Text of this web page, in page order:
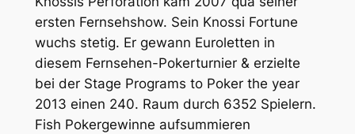
ersten Fernsehshow. Sein Knossi Fortune
wuchs stetig. Er gewann Euroletten in
diesem Fernsehen-Pokerturnier & erzielte
bei der Stage Programs to Poker the year
2013 einen 240. Raum durch 6352 Spielern.
Fish Pokergewinne aufsummieren